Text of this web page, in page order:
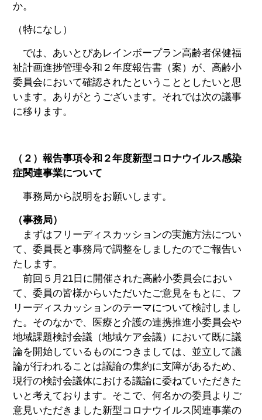
か。
（特になし）
では、あいとぴあレインボープラン高齢者保健福
祉計画進捗管理令和２年度報告書（案）が、高齢小
委員会において確認されたということとしたいと思
います。ありがとうございます。それでは次の議事
に移ります。
（２）報告事項令和２年度新型コロナウイルス感染
症関連事業について
事務局から説明をお願いします。
（事務局）
まずはフリーディスカッションの実施方法につい
て、委員長と事務局で調整をしましたのでご報告い
たします。
前回５月21日に開催された高齢小委員会におい
て、委員の皆様からいただいたご意見をもとに、フ
リーディスカッションのテーマについて検討しまし
た。そのなかで、医療と介護の連携推進小委員会や
地域課題検討会議（地域ケア会議）において既に議
論を開始しているものにつきましては、並立して議
論が行われることは議論の集約に支障があるため、
現行の検討会議体における議論に委ねていただきた
いと考えております。そこで、何名かの委員よりご
意見いただきました新型コロナウイルス関連事業の